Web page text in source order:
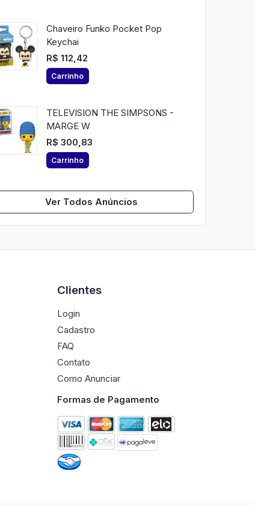
Chaveiro Funko Pocket Pop
Keychai
R$ 112,42
Carrinho
TELEVISION THE SIMPSONS -
MARGE W
R$ 300,83
Carrinho
Ver Todos Anúncios
Clientes
Login
Cadastro
FAQ
Contato
Como Anunciar
Formas de Pagamento